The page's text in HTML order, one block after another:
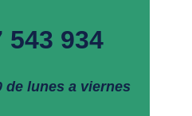
543 934
de lunes a viernes